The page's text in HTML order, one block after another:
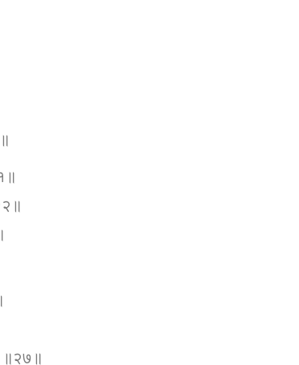
॥२७॥